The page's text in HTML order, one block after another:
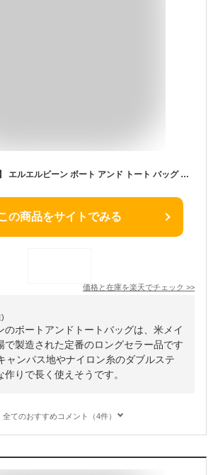
【刺繍可】【公式】 エルエルビーン ボート アンド トート バッグ オープン トップ スモール | トートバッグ キャンバス メンズ ウィメンズ レディース ユニセックス 男女兼用 アウトドア ブランド 名入れ 刺繍 L.L.Bean LLBean l.l.bean llbean llビーン llbeen
の商品をサイトでみる
価格と在庫を楽天でチェック >>
のボートアンドトートバッグは、米メイ
で製造された定番のロングセラー品です
ャンパス地やナイロン糸のダブルステ
作りで長く使えそうです。
全てのおすすめコメント（4件）